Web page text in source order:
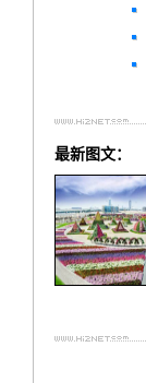
最新图文：